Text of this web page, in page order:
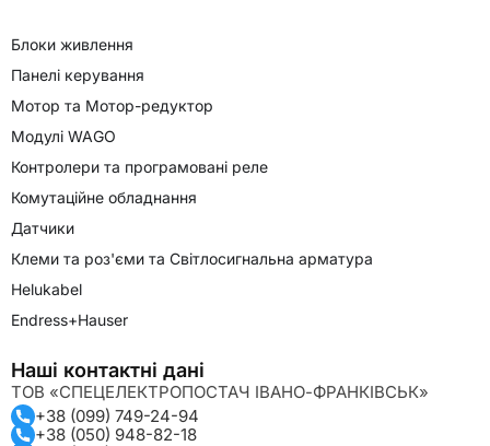
Блоки живлення
Панелі керування
Мотор та Мотор-редуктор
Модулі WAGO
Контролери та програмовані реле
Комутаційне обладнання
Датчики
Клеми та роз'єми та Світлосигнальна арматура
Helukabel
Endress+Hauser
Наші контактні дані
ТОВ «СПЕЦЕЛЕКТРОПОСТАЧ ІВАНО-ФРАНКІВСЬК»
+38 (099) 749-24-94
+38 (050) 948-82-18